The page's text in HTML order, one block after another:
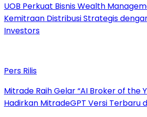
UOB Perkuat Bisnis Wealth
Kemitraan Distribusi Strategis
Investors
Pers Rilis
Mitrade Raih Gelar “AI Broker of the
Hadirkan MitradeGPT Versi Terbaru